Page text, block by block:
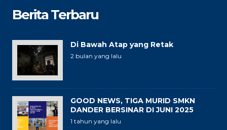
Berita Terbaru
Di Bawah Atap yang Retak
2 bulan yang lalu
GOOD NEWS, TIGA MURID SMKN
DANDER BERSINAR DI JUNI 2025
1 tahun yang lalu